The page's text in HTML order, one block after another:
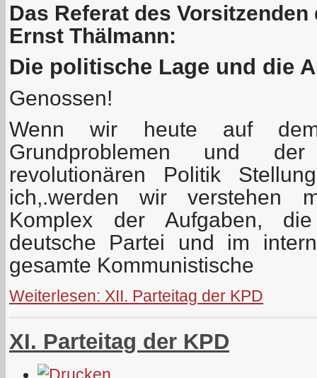
Das Referat des Vorsitzenden
Ernst Thälmann:
Die politische Lage und die
Genossen!
Wenn wir heute auf
Grundproblemen und
revolutionären Politik
ich,.werden wir verstehen
Komplex der Aufgaben,
deutsche Partei und im
gesamte Kommunistische
Weiterlesen: XII. Parteitag der KPD
XI. Parteitag der KPD